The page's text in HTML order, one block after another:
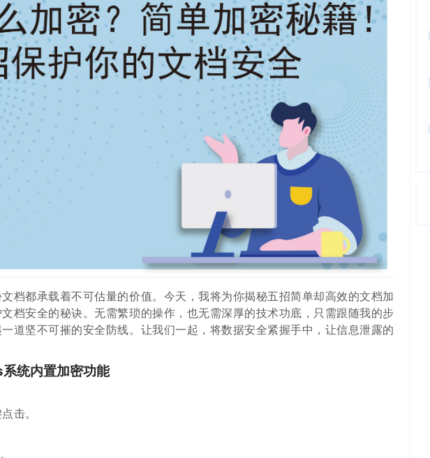
档都承载着不可估量的价值。今天，我将为你揭秘五招简单却高效的文档加
档安全的秘诀。无需繁琐的操作，也无需深厚的技术功底，只需跟随我的步
道坚不可摧的安全防线。让我们一起，将数据安全紧握手中，让信息泄露的
统内置加密功能
击。